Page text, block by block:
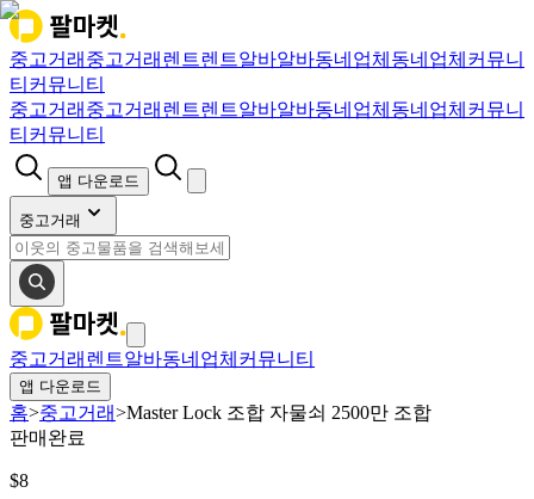
중고거래 중고거래 렌트렌트알바알바동네업체 동네업체 커뮤니
티 커뮤니티
중고거래 중고거래 렌트렌트알바알바동네업체 동네업체 커뮤니
티 커뮤니티
앱 다운로드
중고거래
중고거래 렌트알바동네업체 커뮤니티
앱 다운로드
홈>중고거래>Master Lock 조합 자물쇠 2500만 조합
판매완료
$8